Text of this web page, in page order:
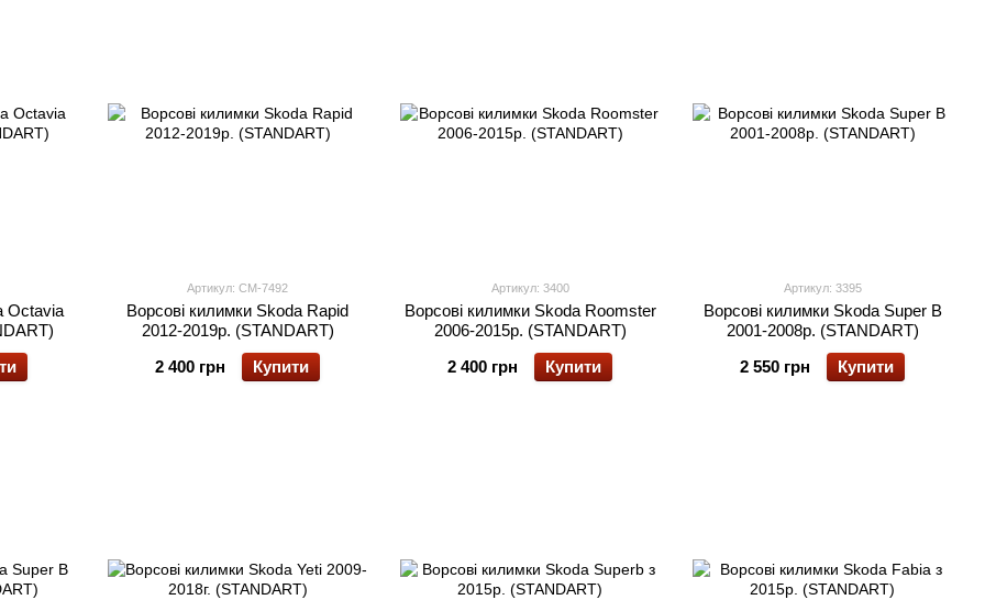
Octavia
Артикул: CM-7492
Ворсові килимки Skoda Rapid
2012-2019р. (STANDART)
2 400 грн
Купити
Артикул: 3400
Ворсові килимки Skoda Roomster
2006-2015р. (STANDART)
2 400 грн
Купити
Артикул: 3395
Ворсові килимки Skoda Super B
2001-2008р. (STANDART)
2 550 грн
Купити